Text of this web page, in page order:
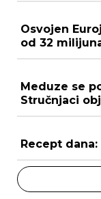
Osvojen
od 32
Meduze se
Stručnjaci
Recept